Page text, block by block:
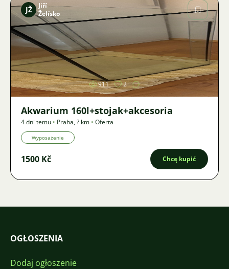
Zdjęcie
JŽ
Jiří
Želísko
911 2
Akwarium 160l+stojak+akcesoria
4 dni temu • Praha,? km • Oferta
Wyposażenie
1500 Kč Chcę kupić
OGŁOSZENIA
Dodaj ogłoszenie